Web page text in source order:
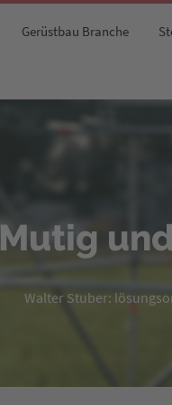
Gerüstbau Branche
Mutig
Walter Stuber: